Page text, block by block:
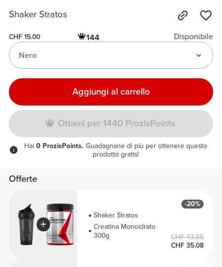
Shaker Stratos
CHF 15.00 144
Disponibile
Nero
Aggiungi al carrello
Ottieni per 1440 ProzisPoints
Hai 0 ProzisPoints. Guadagnane di più per ottenere questo
prodotto gratis!
Offerte
Shaker Stratos
Creatina Monoidrato
300g
-20%
CHF 43.85
CHF 35.08